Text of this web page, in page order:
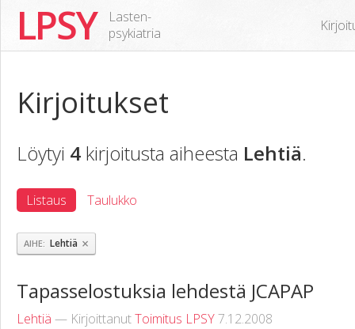
LPSY
Lasten-
psykiatria
Kirjoitukset
Löytyi 4 kirjoitusta aiheesta Lehtiä.
Listaus Taulukko
AIHE Lehtiä ×
Tapasselostuksia lehdestä JCAPAP
Lehtiä — KirjoittanutToimitus LPSY7.12.2008